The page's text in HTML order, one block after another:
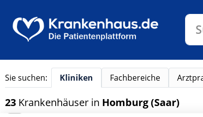
Sie suchen: Kliniken Fachbereiche
23 Krankenhäuser in Homburg (Saar)